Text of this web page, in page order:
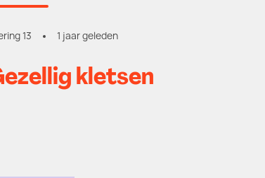
13 1 jaar geleden
kletsen